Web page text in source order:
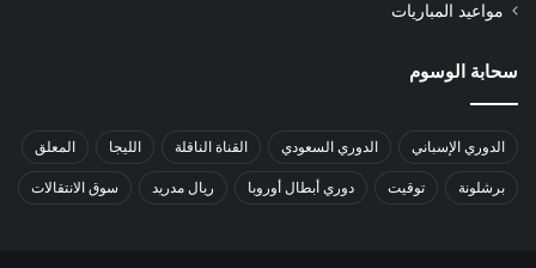
مواعيد المباريات
سحابة الوسوم
الدوري الإسباني الدوري السعودي القناة الناقلة الليجا المعلق
برشلونة توقيت دوري أبطال أوروبا ريال مدريد سوق الانتقالات